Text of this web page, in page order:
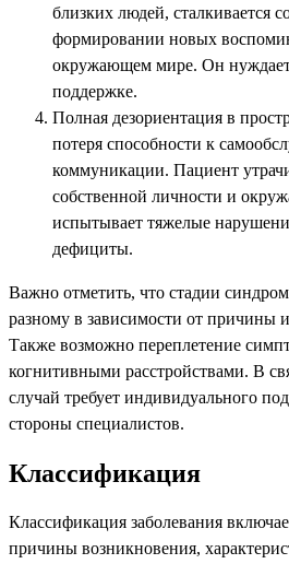
близких людей, сталкивается
формировании новых
окружающем мире. Он
поддержке.
Полная дезориентация в
потеря способности к
коммуникации. Пациент
собственной личности и
испытывает тяжелые
дефициты.
Важно отметить, что стадии
разному в зависимости от причины
Также возможно переплетение
когнитивными расстройствами. В
случай требует индивидуального
стороны специалистов.
Классификация
Классификация заболевания
причины возникновения,